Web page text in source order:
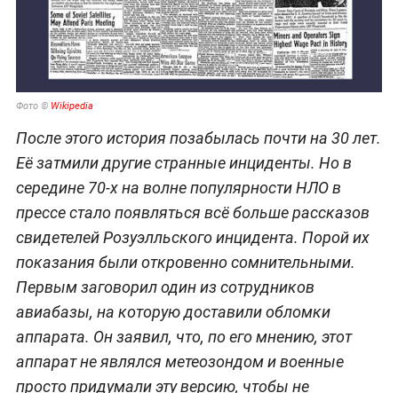
Фото © Wikipedia
После этого история позабылась почти на 30 лет.
Её затмили другие странные инциденты. Но в
середине 70-х на волне популярности НЛО в
прессе стало появляться всё больше рассказов
свидетелей Розуэлльского инцидента. Порой их
показания были откровенно сомнительными.
Первым заговорил один из сотрудников
авиабазы, на которую доставили обломки
аппарата. Он заявил, что, по его мнению, этот
аппарат не являлся метеозондом и военные
просто придумали эту версию, чтобы не